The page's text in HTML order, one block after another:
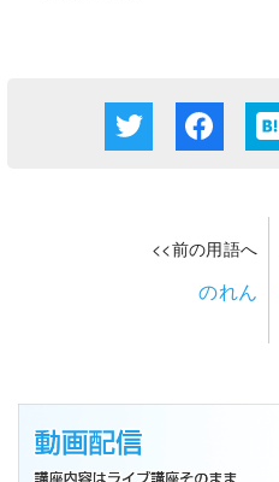
<<前の用語へ
のれん